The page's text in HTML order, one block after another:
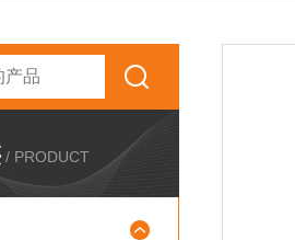
/ PRODUCT